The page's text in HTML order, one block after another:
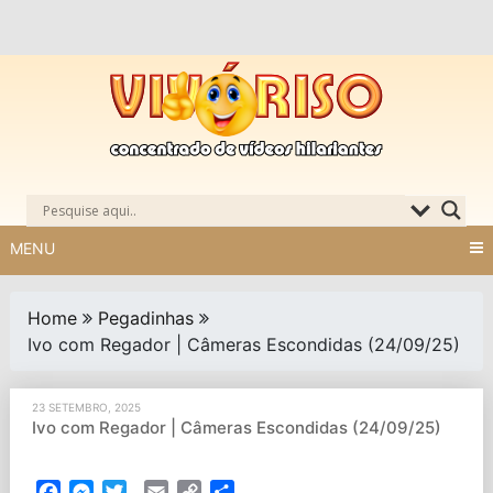
MENU
Home
Pegadinhas
Ivo com Regador | Câmeras Escondidas (24/09/25)
23 SETEMBRO, 2025
Ivo com Regador | Câmeras Escondidas (24/09/25)